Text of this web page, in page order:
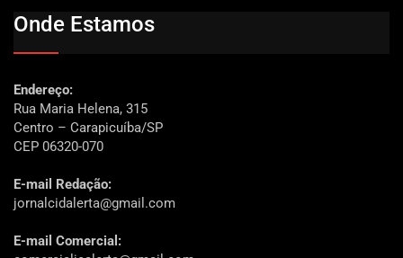
Onde Estamos
Endereço:
Rua Maria Helena, 315
Centro – Carapicuíba/SP
CEP 06320-070
E-mail Redação:
jornalcidalerta@gmail.com
E-mail Comercial: